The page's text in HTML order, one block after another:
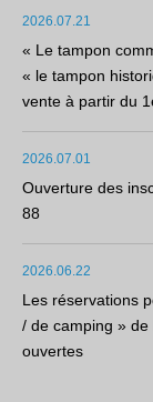
2026.07.21
« Le tampon
« le tampon
vente à partir du
2026.07.01
Ouverture des
88
2026.06.22
Les réservations
/ de camping »
ouvertes